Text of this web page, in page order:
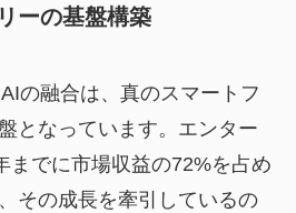
ーの基盤構築
の融合は、真のスマートフ
となっています。エンター
までに市場収益の72%を占め
その成長を牽引しているの